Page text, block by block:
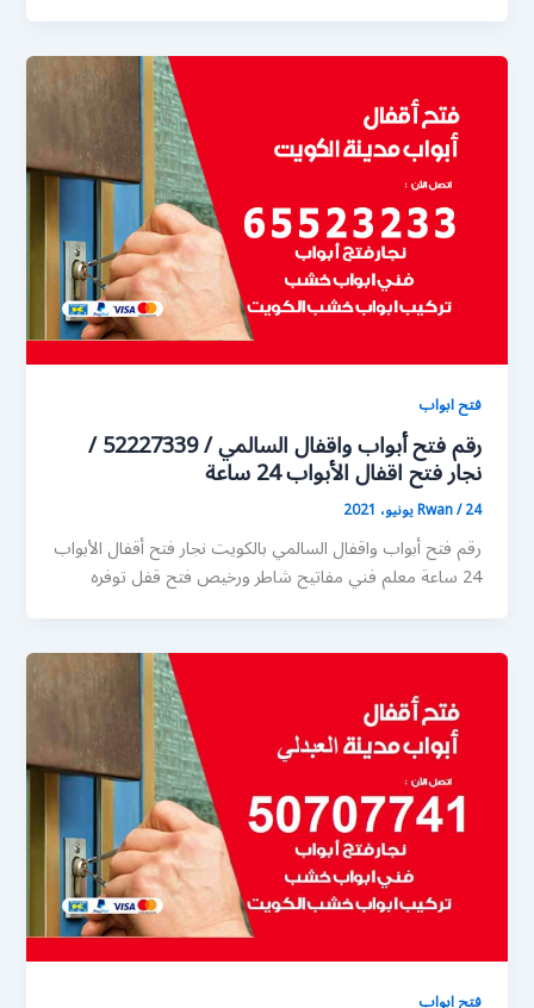
فتح ابواب
رقم فتح أبواب واقفال السالمي / 52227339 /
نجار فتح اقفال الأبواب 24 ساعة
Rwan/24 يونيو، 2021
رقم فتح أبواب واقفال السالمي بالكويت نجار فتح أقفال الأبواب
24 ساعة معلم فني مفاتيح شاطر ورخيص فتح قفل توفره